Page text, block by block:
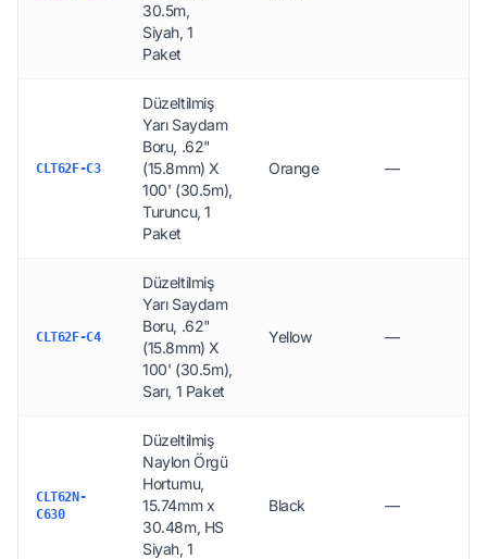
30.5m,
Siyah, 1
Paket
CLT62F-C3
Düzeltilmiş
Yarı Saydam
Boru, .62"
(15.8mm) X
100' (30.5m),
Turuncu, 1
Paket
Orange —
CLT62F-C4
Düzeltilmiş
Yarı Saydam
Boru, .62"
(15.8mm) X
100' (30.5m),
Sarı, 1 Paket
Yellow —
CLT62N-
C630
Düzeltilmiş
Naylon Örgü
Hortumu,
15.74mm x
30.48m, HS
Siyah, 1
Black —